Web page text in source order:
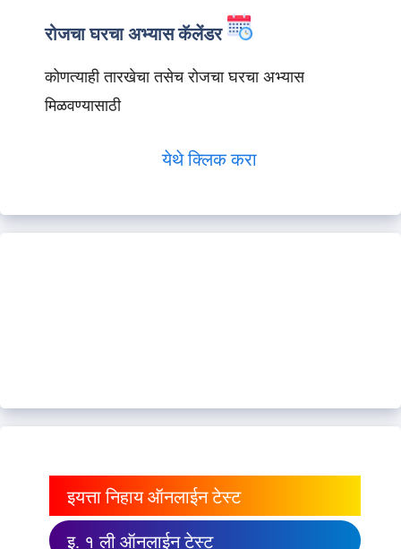
रोजचा घरचा अभ्यास कॅलेंडर
कोणत्याही तारखेचा तसेच रोजचा घरचा अभ्यास
मिळवण्यासाठी
येथे क्लिक करा
इयत्ता निहाय ऑनलाईन टेस्ट
इ. १ ली ऑनलाईन टेस्ट